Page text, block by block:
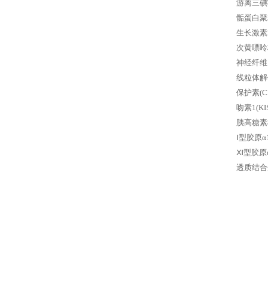
游离三
骺蛋白
生长激
次黄嘌
神经纤
线粒体
保护素
吻素
胰高糖
Ⅰ型胶原
Ⅺ型胶原
透质结